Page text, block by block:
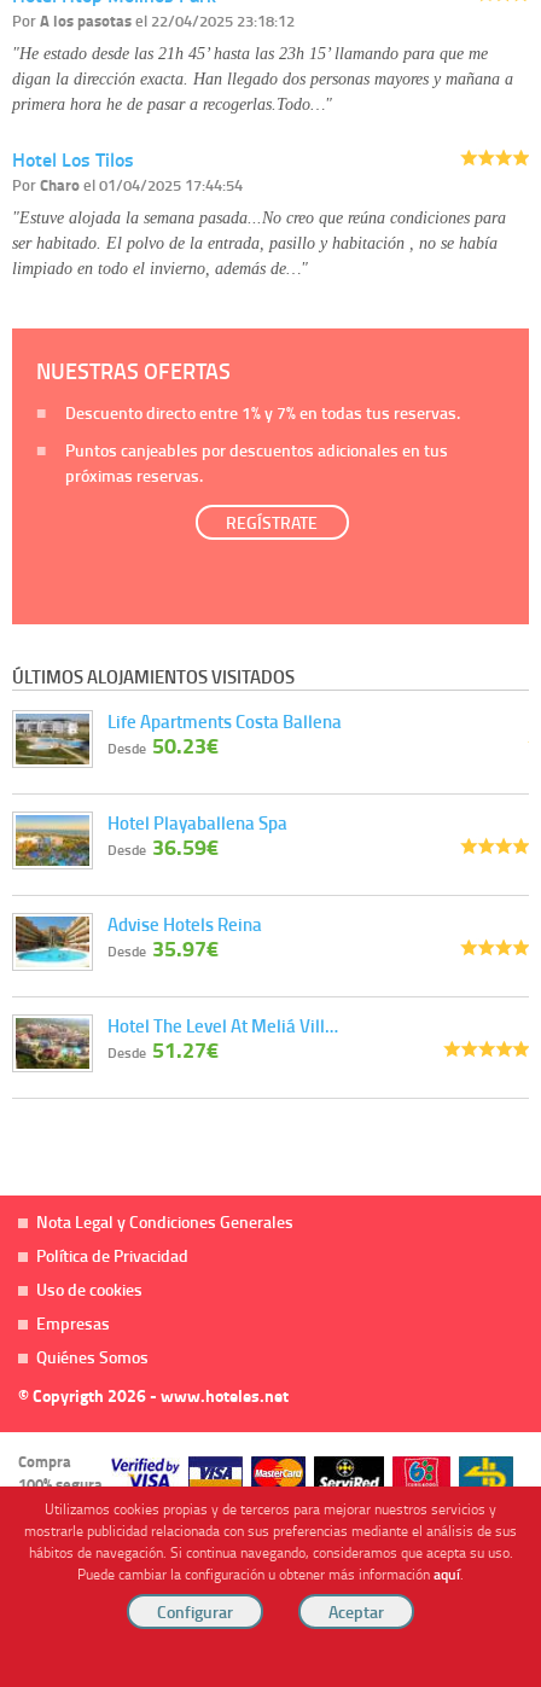
PorA los pasotasel 22/04/2025 23:18:12
"He estado desde las 21h 45’ hasta las 23h 15’ llamando para que me
digan la dirección exacta. Han llegado dos personas mayores y mañana a
primera hora he de pasar a recogerlas.Todo…"
Hotel Los Tilos
PorCharoel 01/04/2025 17:44:54
"Estuve alojada la semana pasada...No creo que reúna condiciones para
ser habitado. El polvo de la entrada, pasillo y habitación , no se había
limpiado en todo el invierno, además de…"
NUESTRAS OFERTAS
Descuento directo entre 1%y 7%en todas tus reservas.
Puntos canjeables por descuentos adicionales en tus
próximas reservas.
REGÍSTRATE
ÚLTIMOS ALOJAMIENTOS VISITADOS
Life Apartments Costa Ballena
Desde 50.23€
Hotel Playaballena Spa
Desde 36.59€
Advise Hotels Reina
Desde 35.97€
Hotel The Level At Meliá Vill…
Desde 51.27€
Nota Legal y Condiciones Generales
Política de Privacidad
Uso de cookies
Empresas
Quiénes Somos
© Copyrigth 2026 - www.hoteles.net
Compra
100% segura
Cofinanciado por
Utilizamos cookies propias y de terceros para mejorar nuestros servicios y
mostrarle publicidad relacionada con sus preferencias mediante el análisis de sus
hábitos de navegación. Si continua navegando, consideramos que acepta su uso.
Puede cambiar la configuración u obtener más informaciónaquí.